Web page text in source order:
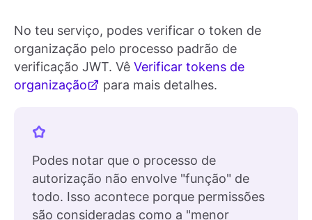
No teu serviço, podes verificar o token de
organização pelo processo padrão de
verificação JWT. Vê Verificar tokens de
organização
para mais detalhes.
Podes notar que o processo de
autorização não envolve "função" de
todo. Isso acontece porque permissões
são consideradas como a "menor